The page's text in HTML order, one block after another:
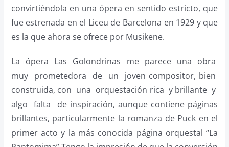
convirtiéndola en una ópera en sentido estricto, que
fue estrenada en el Liceu de Barcelona en 1929 y que
es la que ahora se ofrece por Musikene.
La ópera Las Golondrinas me parece una obra
muy prometedora de un joven compositor, bien
construida, con una orquestación rica y brillante y
algo falta de inspiración, aunque contiene páginas
brillantes, particularmente la romanza de Puck en el
primer acto y la más conocida página orquestal “La